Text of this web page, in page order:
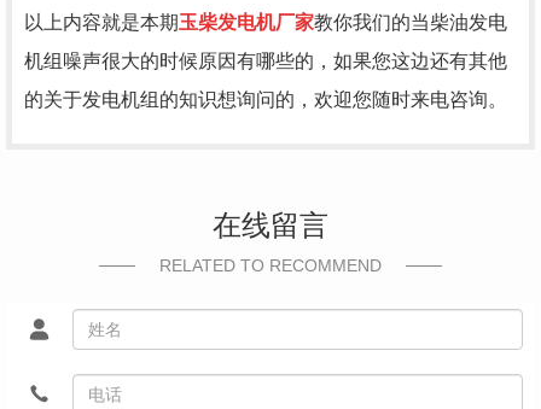
以上内容就是本期玉柴发电机厂家教你我们的当柴油发电
机组噪声很大的时候原因有哪些的，如果您这边还有其他
的关于发电机组的知识想询问的，欢迎您随时来电咨询。
在线留言
RELATED TO RECOMMEND